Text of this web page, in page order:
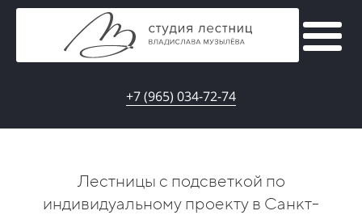
+7 (965) 034-72-74
Лестницы с подсветкой по
индивидуальному проекту в Санкт-